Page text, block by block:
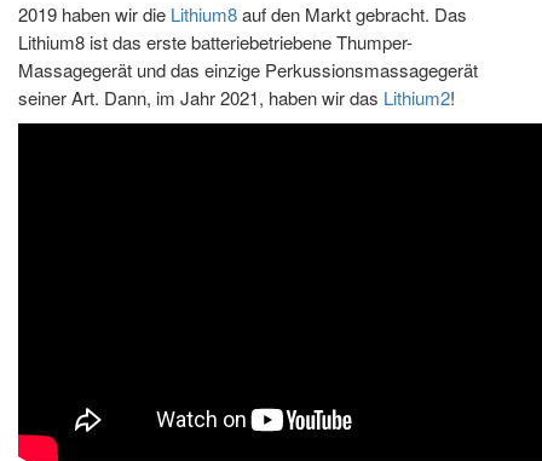
2019 haben wir die Lithium8auf den Markt gebracht. Das
Lithium8 ist das erste batteriebetriebene Thumper-
Massagegerät und das einzige Perkussionsmassagegerät
seiner Art. Dann, im Jahr 2021, haben wir das Lithium2!